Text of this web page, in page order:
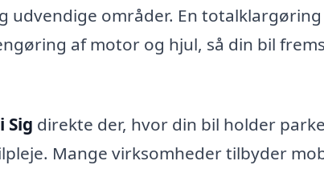
udvendige områder. En
af motor og hjul, så din bil
Sig direkte der, hvor din bil holder
Mange virksomheder tilbyder